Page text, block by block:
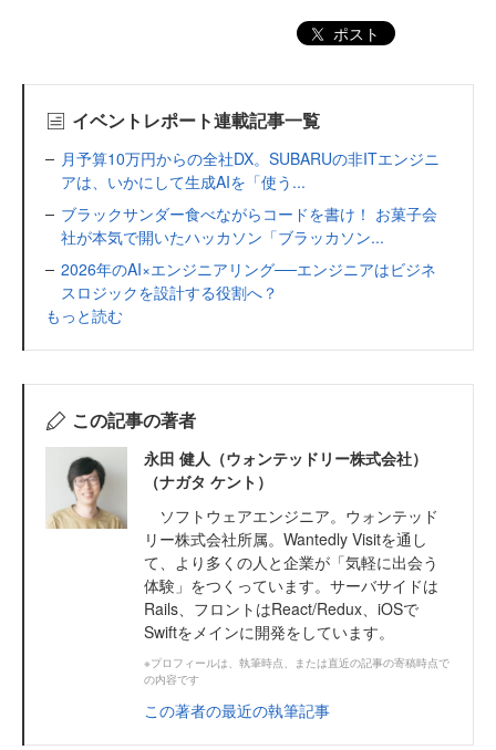
ポスト
イベントレポート連載記事一覧
月予算10万円からの全社DX。SUBARUの非ITエンジニ
アは、いかにして生成AIを「使う...
ブラックサンダー食べながらコードを書け！ お菓子会
社が本気で開いたハッカソン「ブラッカソン...
2026年のAI×エンジニアリング──エンジニアはビジネ
スロジックを設計する役割へ？
もっと読む
この記事の著者
永田 健人（ウォンテッドリー株式会社）
（ナガタ ケント）
ソフトウェアエンジニア。ウォンテッド
リー株式会社所属。Wantedly Visitを通し
て、より多くの人と企業が「気軽に出会う
体験」をつくっています。サーバサイドは
Rails、フロントはReact/Redux、iOSで
Swiftをメインに開発をしています。
※プロフィールは、執筆時点、または直近の記事の寄稿時点で
の内容です
この著者の最近の執筆記事